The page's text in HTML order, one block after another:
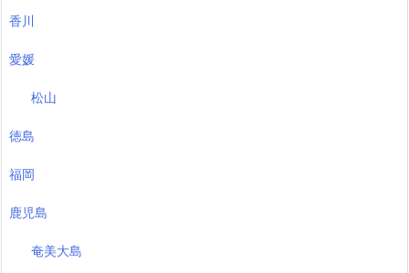
香川
愛媛
松山
徳島
福岡
鹿児島
奄美大島